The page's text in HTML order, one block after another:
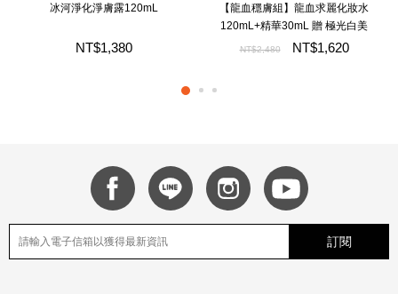
冰河淨化淨膚露120mL
NT$1,380
【龍血穩膚組】龍血求麗化妝水
120mL+精華30mL 贈 極光白美
白面膜*2+卡姆果透亮保濕水凝
NT$2,480 NT$1,620
訂閱